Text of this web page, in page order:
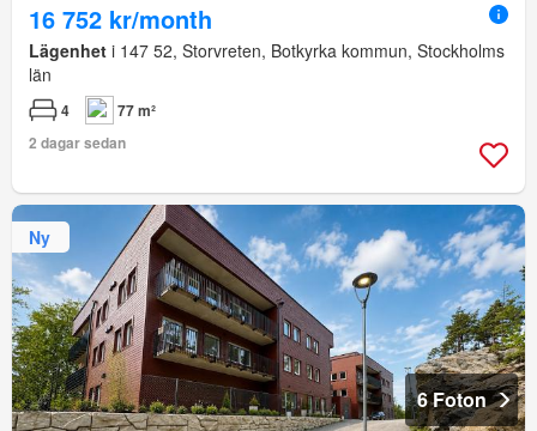
16 752 kr/month
Lägenhet i 147 52, Storvreten, Botkyrka kommun, Stockholms
län
4
77 m²
2 dagar sedan
Ny
6 Foton